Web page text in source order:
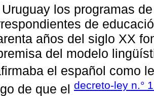
Uruguay los programas
de
años del siglo XX
del modelo
el español como
de que el decreto-ley n.°